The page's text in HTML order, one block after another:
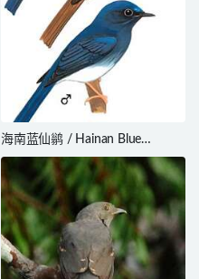
海南蓝仙鹟 / Hainan Blue
Flycatcher / Cyornis hainanus